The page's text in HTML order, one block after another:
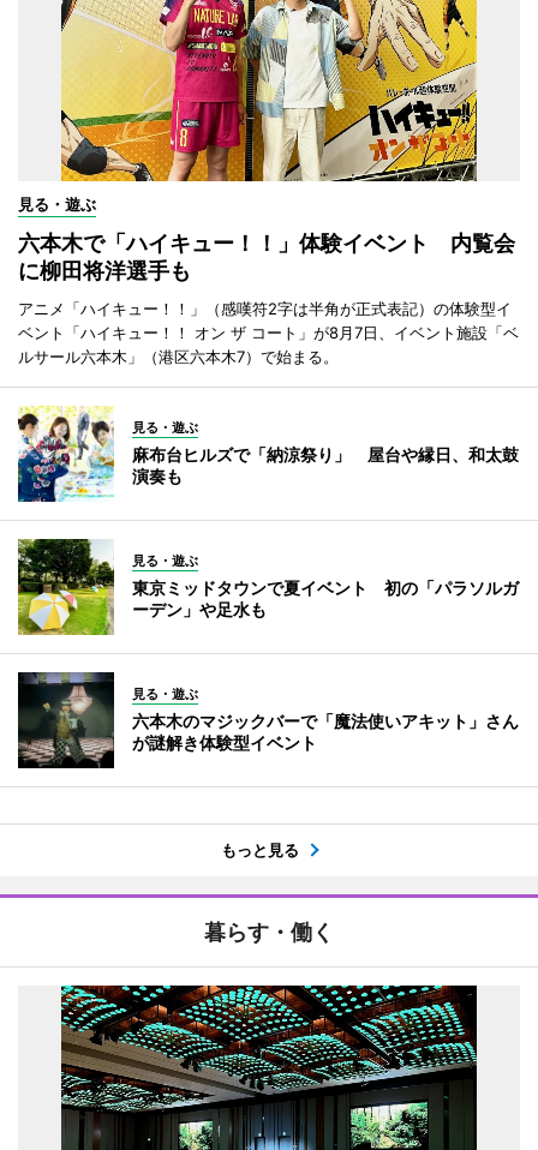
見る・遊ぶ
六本木で「ハイキュー！！」体験イベント 内覧会
に柳田将洋選手も
アニメ「ハイキュー！！」（感嘆符2字は半角が正式表記）の体験型イ
ベント「ハイキュー！！ オン ザ コート」が8月7日、イベント施設「ベ
ルサール六本木」（港区六本木7）で始まる。
見る・遊ぶ
麻布台ヒルズで「納涼祭り」 屋台や縁日、和太鼓
演奏も
見る・遊ぶ
東京ミッドタウンで夏イベント 初の「パラソルガ
ーデン」や足水も
見る・遊ぶ
六本木のマジックバーで「魔法使いアキット」さん
が謎解き体験型イベント
もっと見る
暮らす・働く